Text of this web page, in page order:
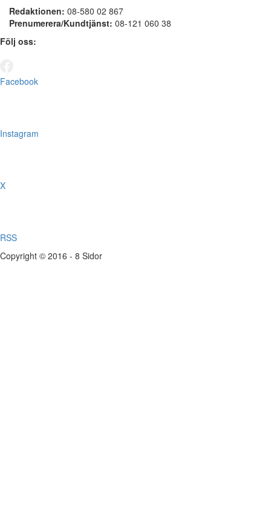
Redaktionen: 08-580 02 867
Prenumerera/Kundtjänst: 08-121 060 38
Följ oss:
Facebook
Instagram
X
RSS
Copyright © 2016 - 8 Sidor